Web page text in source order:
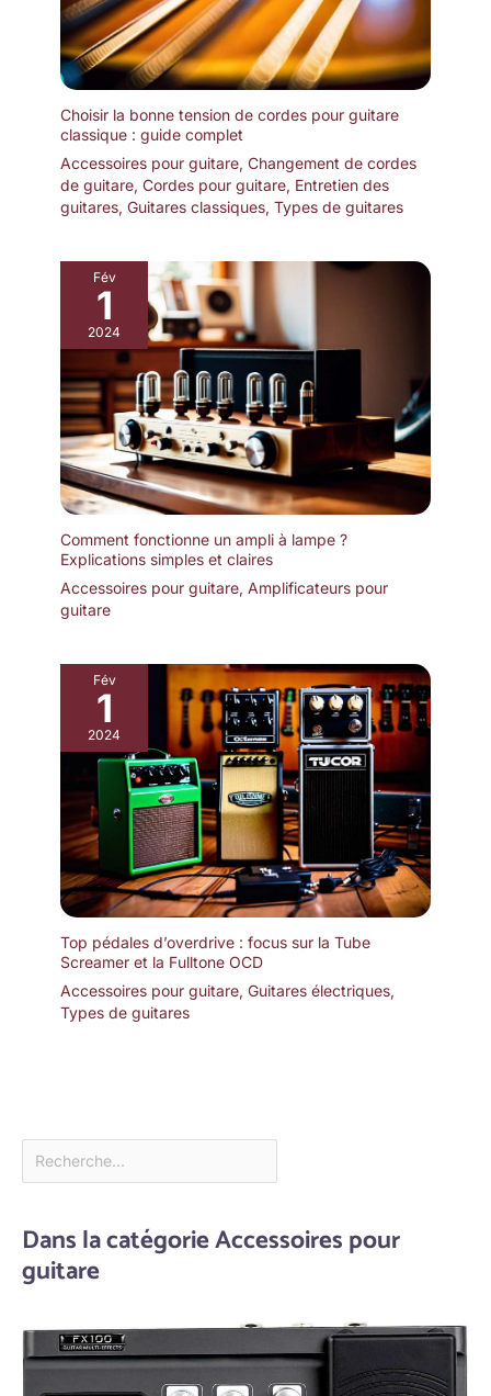
Choisir la bonne tension de cordes pour guitare
classique : guide complet
Accessoires pour guitare, Changement de cordes
de guitare, Cordes pour guitare, Entretien des
guitares, Guitares classiques, Types de guitares
Fév
1
2024
Comment fonctionne un ampli à lampe ?
Explications simples et claires
Accessoires pour guitare, Amplificateurs pour
guitare
Fév
1
2024
Top pédales d’overdrive : focus sur la Tube
Screamer et la Fulltone OCD
Accessoires pour guitare, Guitares électriques,
Types de guitares
Dans la catégorie Accessoires pour
guitare